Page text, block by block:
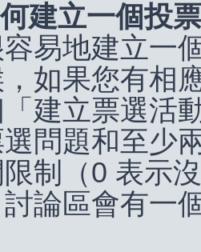
建立一個投
易地建立一
如果您有相
建立票選活
問題和至少
制（0 表示
論區會有一